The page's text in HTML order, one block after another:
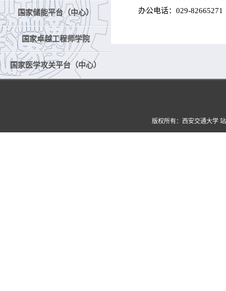
国家储能平台（中心）
国家卓越工程师学院
国家医学攻关平台（中心）
办公电话：029-82665271
版权所有：西安交通大学